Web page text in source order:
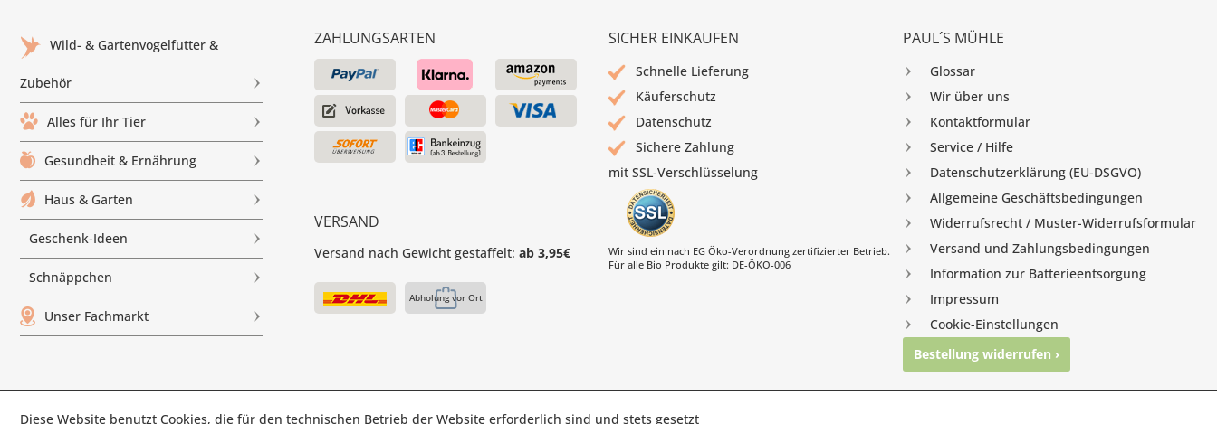
Wild- & Gartenvogelfutter &
Zubehör
Alles für Ihr Tier
Gesundheit & Ernährung
Haus & Garten
Geschenk-Ideen
Schnäppchen
Unser Fachmarkt
ZAHLUNGSARTEN
VERSAND
Versand nach Gewicht gestaffelt: ab 3,95€
Abholung vor Ort
SICHER EINKAUFEN
Schnelle Lieferung
Käuferschutz
Datenschutz
Sichere Zahlung
mit SSL-Verschlüsselung
Wir sind ein nach EG Öko-Verordnung zertifizierter Betrieb.
Für alle Bio Produkte gilt: DE-ÖKO-006
PAUL´S MÜHLE
Glossar
Wir über uns
Kontaktformular
Service / Hilfe
Datenschutzerklärung (EU-DSGVO)
Allgemeine Geschäftsbedingungen
Widerrufsrecht / Muster-Widerrufsformular
Versand und Zahlungsbedingungen
Information zur Batterieentsorgung
Impressum
Cookie-Einstellungen
Bestellung widerrufen ›
© Paul's Mühle | Inhaber: Christof Paul e.K. | Westring 2 | 45659 Recklinghausen
Diese Website benutzt Cookies, die für den technischen Betrieb der Website erforderlich sind und stets gesetzt